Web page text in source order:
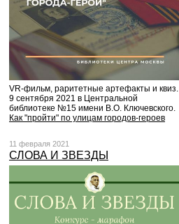
VR-фильм, раритетные артефакты и квиз.
9 сентября 2021 в Центральной
библиотеке №15 имени В.О. Ключевского.
Как "пройти" по улицам городов-героев
11 февраля 2021
СЛОВА И ЗВЕЗДЫ